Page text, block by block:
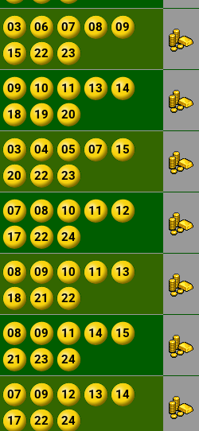
03 06 07 08
09
15 22 23
09 10 11 13
14
18 19 20
03 04 05 07
15
20 22 23
07 08 10 11
12
17 22 24
08 09 10 11
13
18 21 22
08 09 11 14
15
21 23 24
07 09 12 13
14
17 22 24